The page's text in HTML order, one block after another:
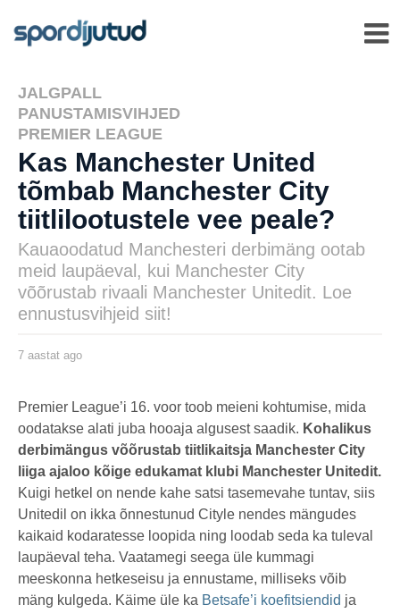
JALGPALL
PANUSTAMISVIHJED
PREMIER LEAGUE
Kas Manchester United
tõmbab Manchester City
tiitlilootustele vee peale?
Kauaoodatud Manchesteri derbimäng ootab
meid laupäeval, kui Manchester City
võõrustab rivaali Manchester Unitedit. Loe
ennustusvihjeid siit!
msavi
7 aastat ago
t
t
g
o
Premier League’i 16. voor toob meieni kohtumise, mida
oodatakse alati juba hooaja algusest saadik. Kohalikus
derbimängus võõrustab tiitlikaitsja Manchester City
liiga ajaloo kõige edukamat klubi Manchester Unitedit.
Kuigi hetkel on nende kahe satsi tasemevahe tuntav, siis
Unitedil on ikka õnnestunud Cityle nendes mängudes
kaikaid kodaratesse loopida ning loodab seda ka tuleval
laupäeval teha. Vaatamegi seega üle kummagi
meeskonna hetkeseisu ja ennustame, milliseks võib
mäng kulgeda. Käime üle ka Betsafe’i koefitsiendid ja